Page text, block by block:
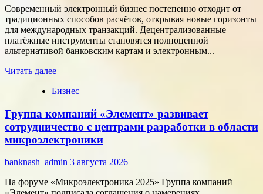
Современный электронный бизнес постепенно отходит от
традиционных способов расчётов, открывая новые горизонты
для международных транзакций. Децентрализованные
платёжные инструменты становятся полноценной
альтернативой банковским картам и электронным...
Читать далееПрочитать
о
цифровые
активы
меняют
подход
онлайн-
Бизнес
Группа компаний «Элемент» развивает
сотрудничество с центрами разработки в области
микроэлектроники
banknash_admin 3 августа 2026
На форуме «Микроэлектроника 2025» Группа компаний